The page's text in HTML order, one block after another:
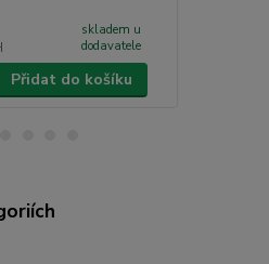
skladem u
dodavatele
Přidat do košíku